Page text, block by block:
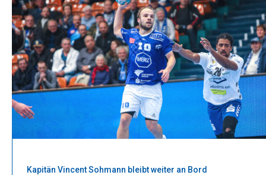
Kapitän Vincent Sohmann bleibt weiter an Bord